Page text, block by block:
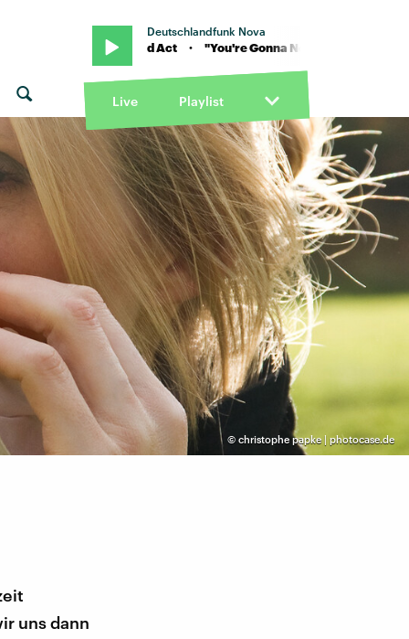
Deutschlandfunk Nova
von Yard Act · "You're Gonna Need A Little Music" von Yard
Live Playlist
© christophe papke | photocase.de
uns dann